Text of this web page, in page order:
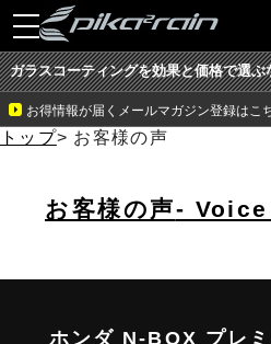
toggle
navigation
ガラスコーティングを効果と価格で選ぶ
お得情報が届くメールマガジン登録はこ
トップ> お客様の声
お客様の声-
ホンダ N-BOX プレ